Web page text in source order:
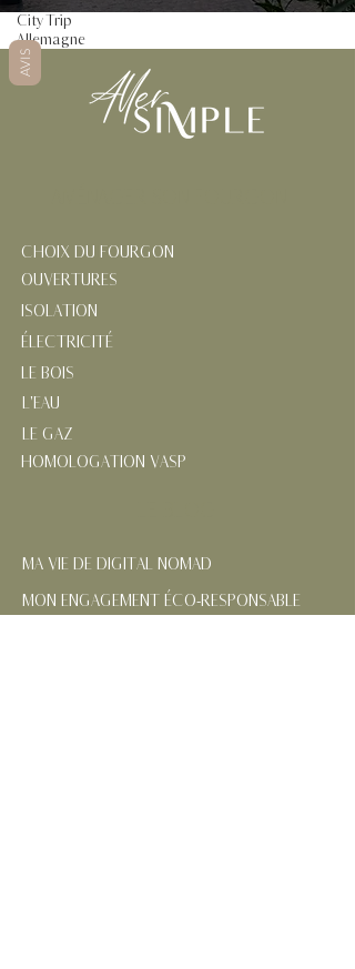
City Trip
Allemagne
CHOIX DU FOURGON
OUVERTURES
ISOLATION
ÉLECTRICITÉ
LE BOIS
L'EAU
LE GAZ
HOMOLOGATION VASP
MA VIE DE DIGITAL NOMAD
MON ENGAGEMENT ÉCO-RESPONSABLE
AVIS